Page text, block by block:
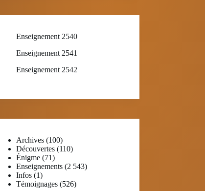
Enseignement 2540
Enseignement 2541
Enseignement 2542
Archives (100)
Découvertes (110)
Énigme (71)
Enseignements (2 543)
Infos (1)
Témoignages (526)